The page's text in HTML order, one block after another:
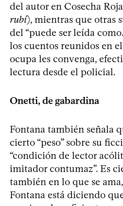
del autor en Cosecha
rubí), mientras que otras
del “puede ser leída
los cuentos reunidos en
ocupa les convenga,
lectura desde el policial.
Onetti, de gabardina
Fontana también señala
cierto “peso” sobre su
“condición de lector
imitador contumaz”. Es
también en lo que se
Fontana está diciendo